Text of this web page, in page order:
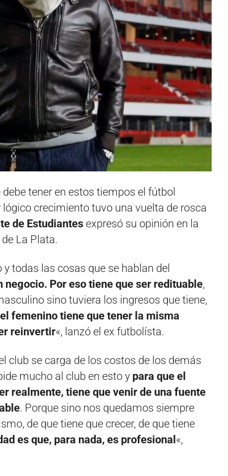
tener en estos tiempos el fútbol
crecimiento tuvo una vuelta de rosca
de Estudiantes expresó su opinión en la
La Plata.
todas las cosas que se hablan del
negocio. Por eso tiene que ser redituable,
sino tuviera los ingresos que tiene,
el femenino tiene que tener la misma
reinvertir«, lanzó el ex futbolísta.
club se carga de los costos de los demás
mucho al club en esto y para que el
realmente, tiene que venir de una fuente
. Porque sino nos quedamos siempre
de que tiene que crecer, de que tiene
es que, para nada, es profesional «,